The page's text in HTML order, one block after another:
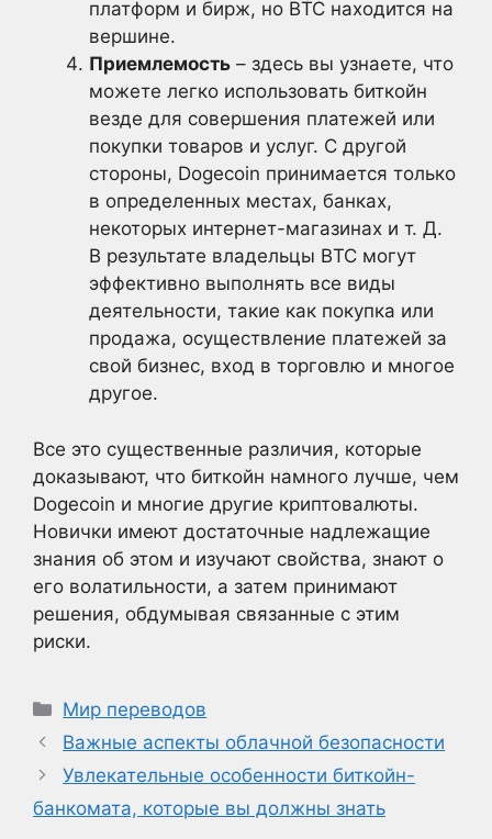
платформ и бирж, но BTC находится на
вершине.
Приемлемость – здесь вы узнаете, что
можете легко использовать биткойн
везде для совершения платежей или
покупки товаров и услуг. С другой
стороны, Dogecoin принимается только
в определенных местах, банках,
некоторых интернет-магазинах и т. Д.
В результате владельцы BTC могут
эффективно выполнять все виды
деятельности, такие как покупка или
продажа, осуществление платежей за
свой бизнес, вход в торговлю и многое
другое.
Все это существенные различия, которые
доказывают, что биткойн намного лучше, чем
Dogecoin и многие другие криптовалюты.
Новички имеют достаточные надлежащие
знания об этом и изучают свойства, знают о
его волатильности, а затем принимают
решения, обдумывая связанные с этим
риски.
Рубрики
Мир переводов
Важные аспекты облачной безопасности
Увлекательные особенности биткойн-
банкомата, которые вы должны знать